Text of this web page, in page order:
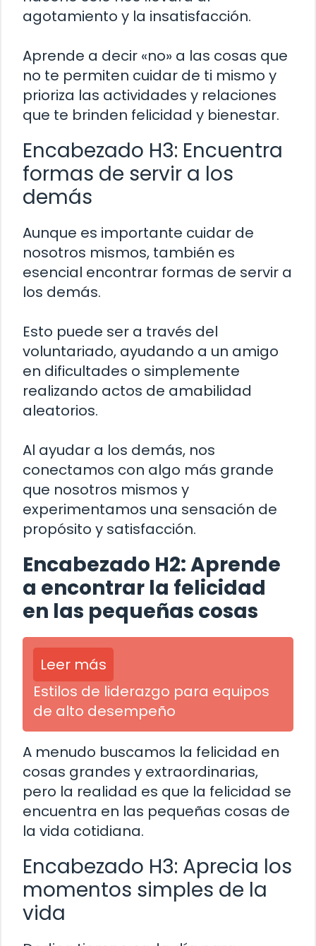
agotamiento y la insatisfacción.
Aprende a decir «no» a las cosas que
no te permiten cuidar de ti mismo y
prioriza las actividades y relaciones
que te brinden felicidad y bienestar.
Encabezado H3: Encuentra
formas de servir a los
demás
Aunque es importante cuidar de
nosotros mismos, también es
esencial encontrar formas de servir a
los demás.
Esto puede ser a través del
voluntariado, ayudando a un amigo
en dificultades o simplemente
realizando actos de amabilidad
aleatorios.
Al ayudar a los demás, nos
conectamos con algo más grande
que nosotros mismos y
experimentamos una sensación de
propósito y satisfacción.
Encabezado H2: Aprende
a encontrar la felicidad
en las pequeñas cosas
Leer más
Estilos de liderazgo para equipos
de alto desempeño
A menudo buscamos la felicidad en
cosas grandes y extraordinarias,
pero la realidad es que la felicidad se
encuentra en las pequeñas cosas de
la vida cotidiana.
Encabezado H3: Aprecia los
momentos simples de la
vida